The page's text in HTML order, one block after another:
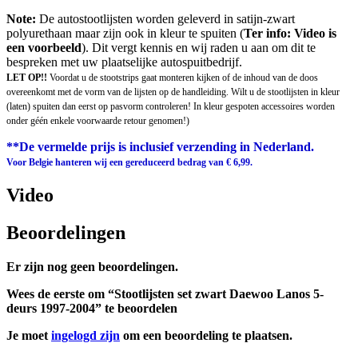
Note: De autostootlijsten worden geleverd in satijn-zwart
polyurethaan maar zijn ook in kleur te spuiten (Ter info: Video is
een voorbeeld). Dit vergt kennis en wij raden u aan om dit te
bespreken met uw plaatselijke autospuitbedrijf.
LET OP!! Voordat u de stootstrips gaat monteren kijken of de inhoud van de doos
overeenkomt met de vorm van de lijsten op de handleiding. Wilt u de stootlijsten in kleur
(laten) spuiten dan eerst op pasvorm controleren! In kleur gespoten accessoires worden
onder géén enkele voorwaarde retour genomen!)
**De vermelde prijs is inclusief verzending in Nederland.
Voor Belgie hanteren wij een gereduceerd bedrag van € 6,99.
Video
Beoordelingen
Er zijn nog geen beoordelingen.
Wees de eerste om “Stootlijsten set zwart Daewoo Lanos 5-
deurs 1997-2004” te beoordelen
Je moet ingelogd zijn om een beoordeling te plaatsen.